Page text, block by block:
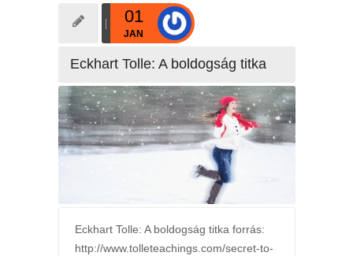
01
JAN
Eckhart Tolle: A boldogság titka
Eckhart Tolle: A boldogság titka forrás:
http://www.tolleteachings.com/secret-to-